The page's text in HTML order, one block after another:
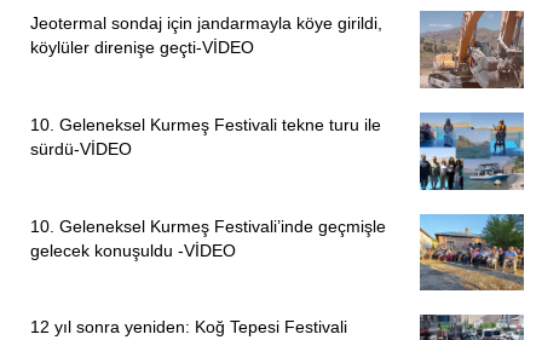
Jeotermal sondaj için jandarmayla köye girildi,
köylüler direnişe geçti-VİDEO
10. Geleneksel Kurmeş Festivali tekne turu ile
sürdü-VİDEO
10. Geleneksel Kurmeş Festivali’inde geçmişle
gelecek konuşuldu -VİDEO
12 yıl sonra yeniden: Koğ Tepesi Festivali